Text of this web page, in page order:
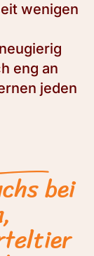
wenigen
eng an
jeden
bei